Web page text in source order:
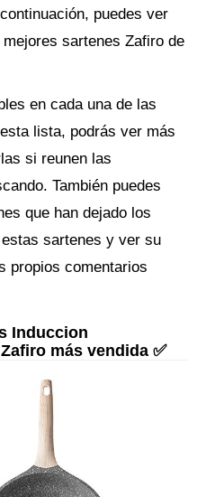
puedes ver
sartenes Zafiro de
en cada una de las
lista, podrás ver más
si reunen las
También puedes
que han dejado los
sartenes y ver su
propios comentarios
Induccion
más vendida ✅